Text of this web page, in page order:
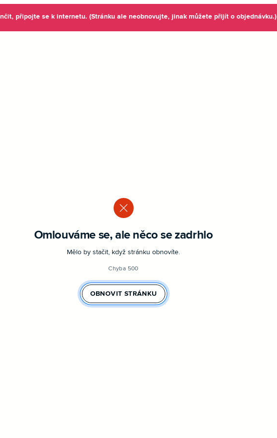
připojte se k internetu. (Stránku ale neobnovujte, jinak můžete přijít o objednávku.)
Omlouváme se, ale něco se zadrhlo
Mělo by stačit, když stránku obnovíte.
Chyba 500
OBNOVIT STRÁNKU